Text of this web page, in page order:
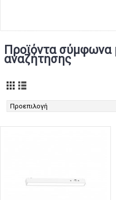
Προϊόντα σύμφωνα
αναζήτησης